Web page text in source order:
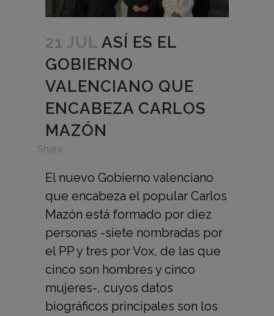
21 JUL ASÍ ES EL
GOBIERNO
VALENCIANO QUE
ENCABEZA CARLOS
MAZÓN
Share
El nuevo Gobierno valenciano
que encabeza el popular Carlos
Mazón está formado por diez
personas -siete nombradas por
el PP y tres por Vox, de las que
cinco son hombres y cinco
mujeres-, cuyos datos
biográficos principales son los